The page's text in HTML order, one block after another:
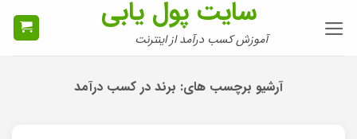
سایت پول یابی
آموزش کسب درآمد از اینترنت
آرشیو برچسب های: برند در کسب درآمد